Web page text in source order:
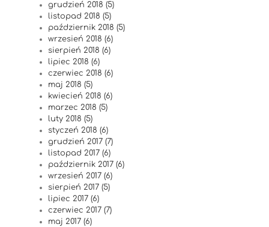
grudzień 2018 (5)
listopad 2018 (5)
październik 2018 (5)
wrzesień 2018 (6)
sierpień 2018 (6)
lipiec 2018 (6)
czerwiec 2018 (6)
maj 2018 (5)
kwiecień 2018 (6)
marzec 2018 (5)
luty 2018 (5)
styczeń 2018 (6)
grudzień 2017 (7)
listopad 2017 (6)
październik 2017 (6)
wrzesień 2017 (6)
sierpień 2017 (5)
lipiec 2017 (6)
czerwiec 2017 (7)
maj 2017 (6)